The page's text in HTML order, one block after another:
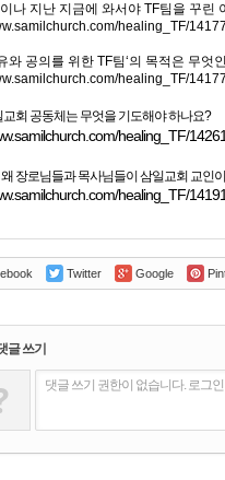
나 지난 지금에 와서야 TF팀을 꾸린
healing_TF/
와 공의를 위한 TF팀‘의 목적은 무엇
healing_TF/
교회 공동체는 무엇을 기도해야 하나요?
healing_TF/
장로님들과 목사님들이 삼일교회 교인
healing_TF/
Twitter Google
글 쓰기
댓글 쓰기 권한이 없습니다. 로그